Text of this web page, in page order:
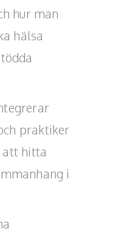
hur man
hälsa
praktiker
hitta
i